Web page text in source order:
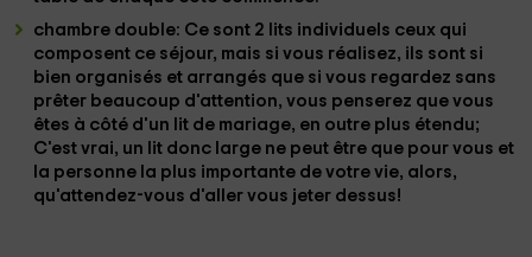
chambre double: Ce sont 2 lits individuels ceux qui
composent ce séjour, mais si vous réalisez, ils sont si
bien organisés et arrangés que si vous regardez sans
prêter beaucoup d'attention, vous penserez que vous
êtes à côté d'un lit de mariage, en outre plus étendu;
C'est vrai, un lit donc large ne peut être que pour vous et
la personne la plus importante de votre vie, alors,
qu'attendez-vous d'aller vous jeter dessus!